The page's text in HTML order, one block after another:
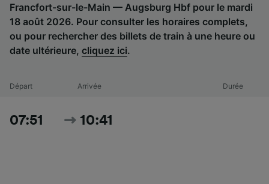
Francfort-sur-le-Main — Augsburg Hbf pour le mardi
18 août 2026. Pour consulter les horaires complets,
ou pour rechercher des billets de train à une heure ou
date ultérieure, cliquez ici.
Départ Arrivée Durée
07:51 10:41